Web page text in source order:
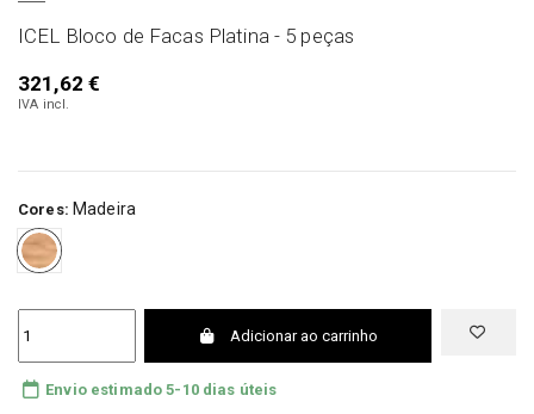
ICEL Bloco de Facas Platina - 5 peças
321,62 €
IVA incl.
Cores: Madeira
Madeira
Adicionar ao carrinho
Envio estimado 5-10 dias úteis